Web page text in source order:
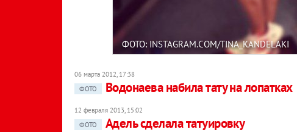
ФОТО: INSTAGRAM.COM/TINA_KANDELAKI
06 марта 2012, 17:38
ФОТО
Водонаева набила тату на лопатках
12 февраля 2013, 15:02
ФОТО
Адель сделала татуировку